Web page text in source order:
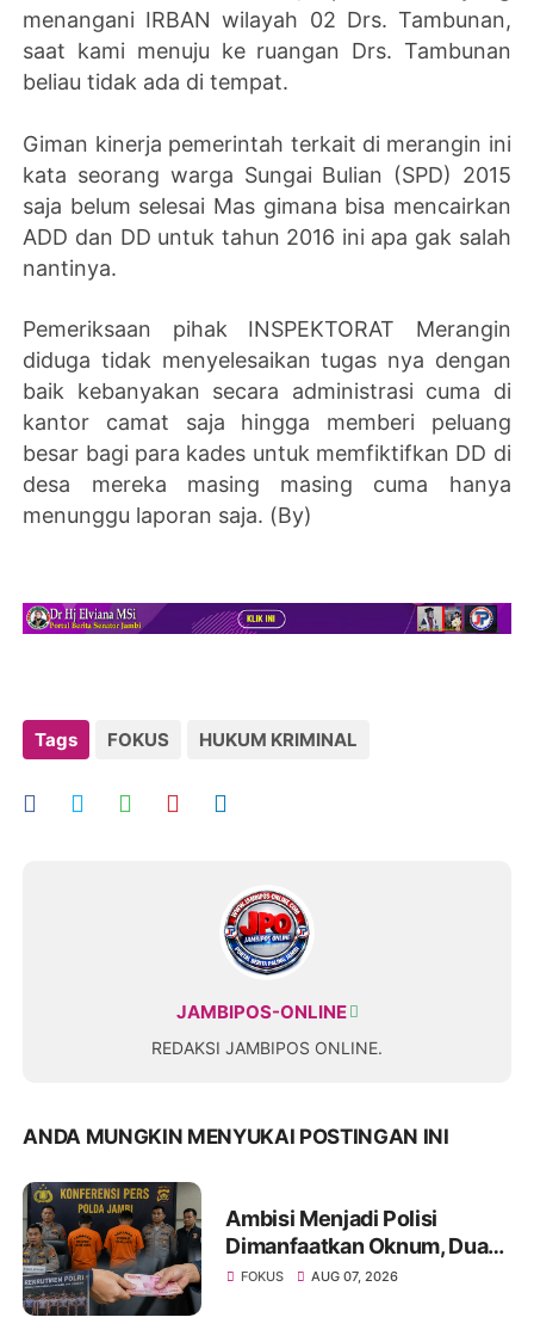
menangani IRBAN wilayah 02 Drs. Tambunan,
saat kami menuju ke ruangan Drs. Tambunan
beliau tidak ada di tempat.
Giman kinerja pemerintah terkait di merangin ini
kata seorang warga Sungai Bulian (SPD) 2015
saja belum selesai Mas gimana bisa mencairkan
ADD dan DD untuk tahun 2016 ini apa gak salah
nantinya.
Pemeriksaan pihak INSPEKTORAT Merangin
diduga tidak menyelesaikan tugas nya dengan
baik kebanyakan secara administrasi cuma di
kantor camat saja hingga memberi peluang
besar bagi para kades untuk memfiktifkan DD di
desa mereka masing masing cuma hanya
menunggu laporan saja. (By)
Tags FOKUS HUKUM KRIMINAL
JAMBIPOS-ONLINE
REDAKSI JAMBIPOS ONLINE.
ANDA MUNGKIN MENYUKAI POSTINGAN INI
Ambisi Menjadi Polisi
Dimanfaatkan Oknum, Dua
Anggota Polda Jambi Diduga
FOKUS AUG 07, 2026